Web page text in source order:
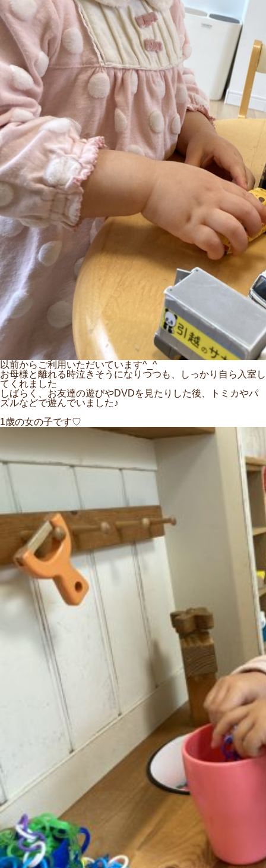
以前からご利用いただいています^_^
お母様と離れる時泣きそうになりつつも、しっかり自ら入室し
てくれました
しばらく、お友達の遊びやDVDを見たりした後、トミカやパ
ズルなどで遊んでいました♪
1歳の女の子です♡